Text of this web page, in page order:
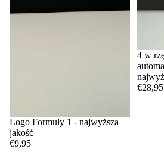
Logo Formuły 1 - najwyższa
jakość
€9,95
4 w
€28,95